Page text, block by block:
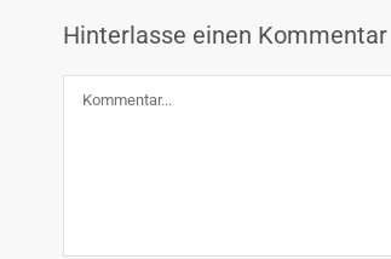
Hinterlasse einen Kommentar
Kommentar